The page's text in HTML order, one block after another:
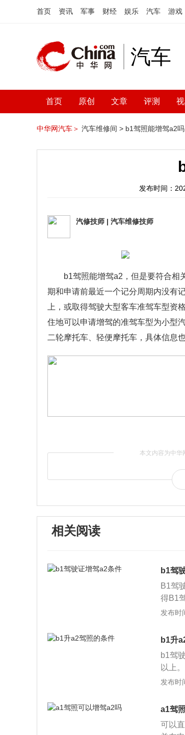
首页 资讯 军事 财经 娱乐 汽车 游戏
汽车
首页 原创 文章 评测
中华网汽车＞ 汽车维修间 > b1驾照能增驾a2吗
发布时间：
汽修技师 | 汽车维修技师
b1驾照能增驾a2，但是要符合相
期和申请前最近一个记分周期内没有
上，或取得驾驶大型客车准驾车型
住地可以申请增驾的准驾车型为小型
二轮摩托车、轻便摩托车，具体信息
本文内容为中华
相关阅读
b1驾
B1驾
得B1
录。
以上
力表
健全
无运
者在
驶证
这一
开车
发布时
b1升
b1驾
以上
没有
岁以
视力
指健
发布时
a1驾
可以